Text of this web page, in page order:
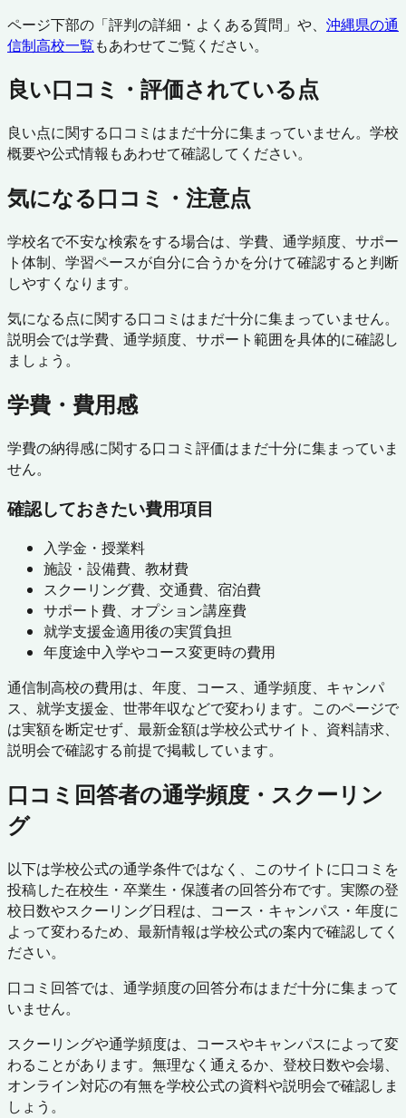
ページ下部の「評判の詳細・よくある質問」や、 沖縄県の通
信制高校一覧もあわせてご覧ください。
良い口コミ・評価されている点
良い点に関する口コミはまだ十分に集まっていません。学校
概要や公式情報もあわせて確認してください。
気になる口コミ・注意点
学校名で不安な検索をする場合は、学費、通学頻度、サポー
ト体制、学習ペースが自分に合うかを分けて確認すると判断
しやすくなります。
気になる点に関する口コミはまだ十分に集まっていません。
説明会では学費、通学頻度、サポート範囲を具体的に確認し
ましょう。
学費・費用感
学費の納得感に関する口コミ評価はまだ十分に集まっていま
せん。
確認しておきたい費用項目
入学金・授業料
施設・設備費、教材費
スクーリング費、交通費、宿泊費
サポート費、オプション講座費
就学支援金適用後の実質負担
年度途中入学やコース変更時の費用
通信制高校の費用は、年度、コース、通学頻度、キャンパ
ス、就学支援金、世帯年収などで変わります。このページで
は実額を断定せず、最新金額は学校公式サイト、資料請求、
説明会で確認する前提で掲載しています。
口コミ回答者の通学頻度・スクーリン
グ
以下は学校公式の通学条件ではなく、このサイトに口コミを
投稿した在校生・卒業生・保護者の回答分布です。実際の登
校日数やスクーリング日程は、コース・キャンパス・年度に
よって変わるため、最新情報は学校公式の案内で確認してく
ださい。
口コミ回答では、通学頻度の回答分布はまだ十分に集まって
いません。
スクーリングや通学頻度は、コースやキャンパスによって変
わることがあります。無理なく通えるか、登校日数や会場、
オンライン対応の有無を学校公式の資料や説明会で確認しま
しょう。